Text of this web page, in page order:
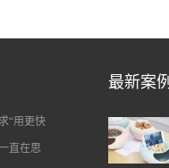
“用更快
直在思
最新案